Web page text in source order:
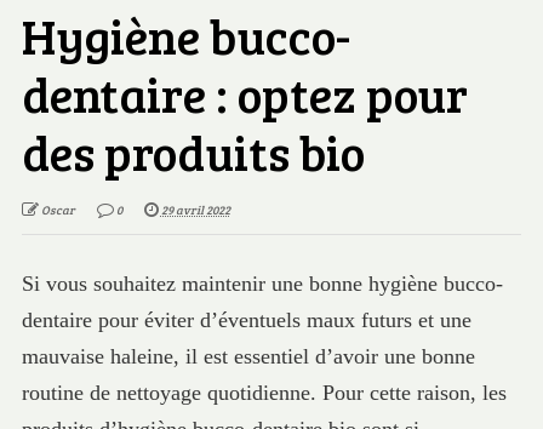
Hygiène bucco-
dentaire : optez pour
des produits bio
Oscar 0 29 avril 2022
Si vous souhaitez maintenir une bonne hygiène bucco-
dentaire pour éviter d’éventuels maux futurs et une
mauvaise haleine, il est essentiel d’avoir une bonne
routine de nettoyage quotidienne. Pour cette raison, les